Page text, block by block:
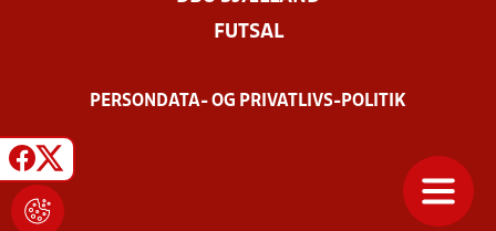
FUTSAL
PERSONDATA- OG PRIVATLIVS-POLITIK